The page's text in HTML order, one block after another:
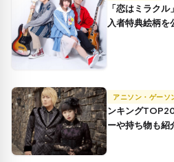
「恋はミラク
入者特典絵柄を
アニソン・ゲーソ
ンキング
ーや持ち物も紹